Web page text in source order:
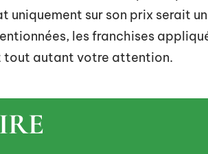
uniquement sur son prix serait
les franchises
tout autant votre attention.